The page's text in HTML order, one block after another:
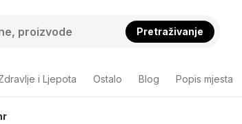
Pretraživanje
i Ljepota Ostalo Blog Popis mjesta